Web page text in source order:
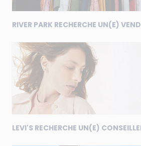
RIVER PARK RECHERCHE UN(E)
LEVI'S RECHERCHE UN(E)